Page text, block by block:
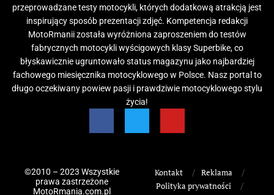
przeprowadzane testy motocykli, których dodatkową atrakcją jest
inspirujący sposób prezentacji zdjęć. Kompetencja redakcji
MotoRmanii została wyróżniona zaproszeniem do testów
fabrycznych motocykli wyścigowych klasy Superbike, co
błyskawicznie ugruntowało status magazynu jako najbardziej
fachowego miesięcznika motocyklowego w Polsce. Nasz portal to
długo oczekiwany powiew pasji i prawdziwie motocyklowego stylu
życia!
©2010 – 2023 Wszystkie
prawa zastrzeżone
MotoRmania.com.pl
Kontakt
Reklama
Polityka prywatności